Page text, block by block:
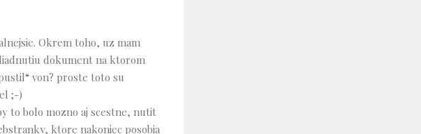
Okrem toho, uz mam
dokument na ktorom
von? proste toto su
;-)
to bolo mozno aj scestne, nutit
ktore nakoniec posobia